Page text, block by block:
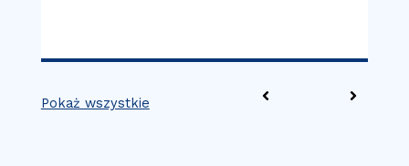
Pokaż wszystkie